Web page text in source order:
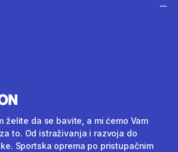
želite da se bavite, a mi ćemo Vam
to. Od istraživanja i razvoja do
Sportska oprema po pristupačnim